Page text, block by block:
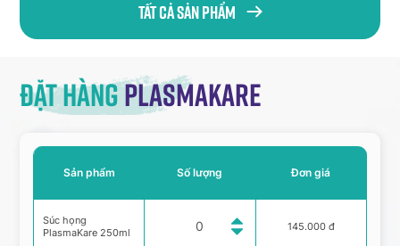
Tất cả sản phẩm
Đặt hàngPlasmakare
Sản phẩm
Súc họng
PlasmaKare 250ml
Số lượng Đơn giá
145.000 đ